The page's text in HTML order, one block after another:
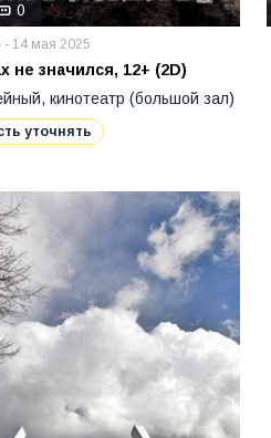
0
14 мая 2025
не значился, 12+ (2D)
кинотеатр (большой зал)
уточнять